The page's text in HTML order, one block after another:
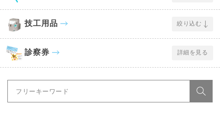
技工用品 絞り込む
診察券 詳細を見る